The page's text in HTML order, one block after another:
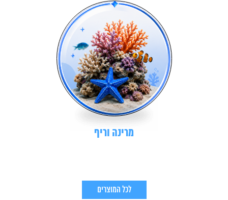
מרינה וריף
לכל המוצרים